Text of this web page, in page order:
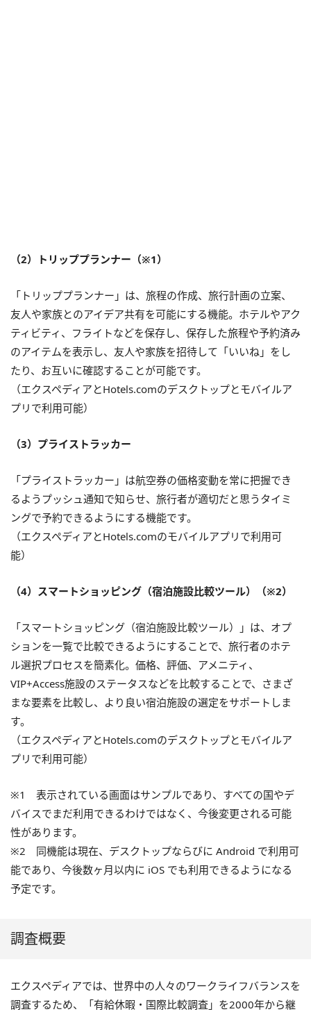
（2）トリッププランナー（※1）
「トリッププランナー」は、旅程の作成、旅行計画の立案、
友人や家族とのアイデア共有を可能にする機能。ホテルやアク
ティビティ、フライトなどを保存し、保存した旅程や予約済み
のアイテムを表示し、友人や家族を招待して「いいね」をし
たり、お互いに確認することが可能です。
（エクスペディアとHotels.comのデスクトップとモバイルア
プリで利用可能）
（3）プライストラッカー
「プライストラッカー」は航空券の価格変動を常に把握でき
るようプッシュ通知で知らせ、旅行者が適切だと思うタイミ
ングで予約できるようにする機能です。
（エクスペディアとHotels.comのモバイルアプリで利用可
能）
（4）スマートショッピング（宿泊施設比較ツール）（※2）
「スマートショッピング（宿泊施設比較ツール）」は、オプ
ションを一覧で比較できるようにすることで、旅行者のホテ
ル選択プロセスを簡素化。価格、評価、アメニティ、
VIP+Access施設のステータスなどを比較することで、さまざ
まな要素を比較し、より良い宿泊施設の選定をサポートしま
す。
（エクスペディアとHotels.comのデスクトップとモバイルア
プリで利用可能）
※1 表示されている画面はサンプルであり、すべての国やデ
バイスでまだ利用できるわけではなく、今後変更される可能
性があります。
※2 同機能は現在、デスクトップならびに Android で利用可
能であり、今後数ヶ月以内に iOS でも利用できるようになる
予定です。
調査概要
エクスペディアでは、世界中の人々のワークライフバランスを
調査するため、「有給休暇・国際比較調査」を2000年から継